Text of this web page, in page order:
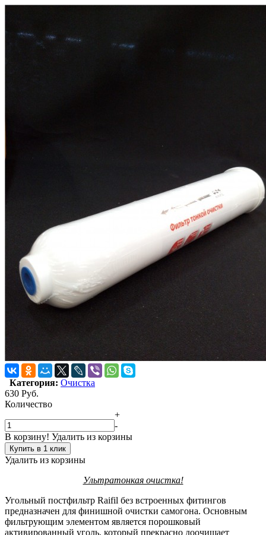
Категория: Очистка
630 Руб.
Количество
+
-
В корзину! Удалить из корзины
Купить в 1 клик
Удалить из корзины
Ультратонкая очистка!
Угольный постфильтр Raifil без встроенных фитингов
предназначен для финишной очистки самогона. Основным
фильтрующим элементом является порошковый
активированный уголь, который прекрасно доочищает